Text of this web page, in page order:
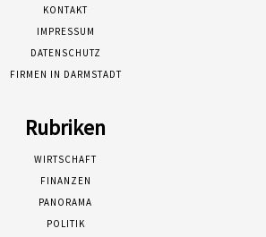
KONTAKT
IMPRESSUM
DATENSCHUTZ
FIRMEN IN DARMSTADT
Rubriken
WIRTSCHAFT
FINANZEN
PANORAMA
POLITIK